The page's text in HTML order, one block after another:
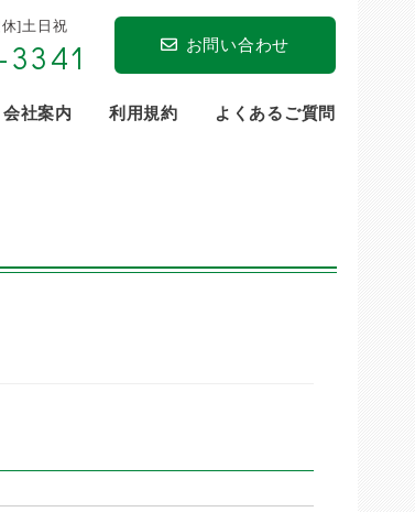
]土日祝
お問い合わせ
会社案内 利用規約 よくあるご質問